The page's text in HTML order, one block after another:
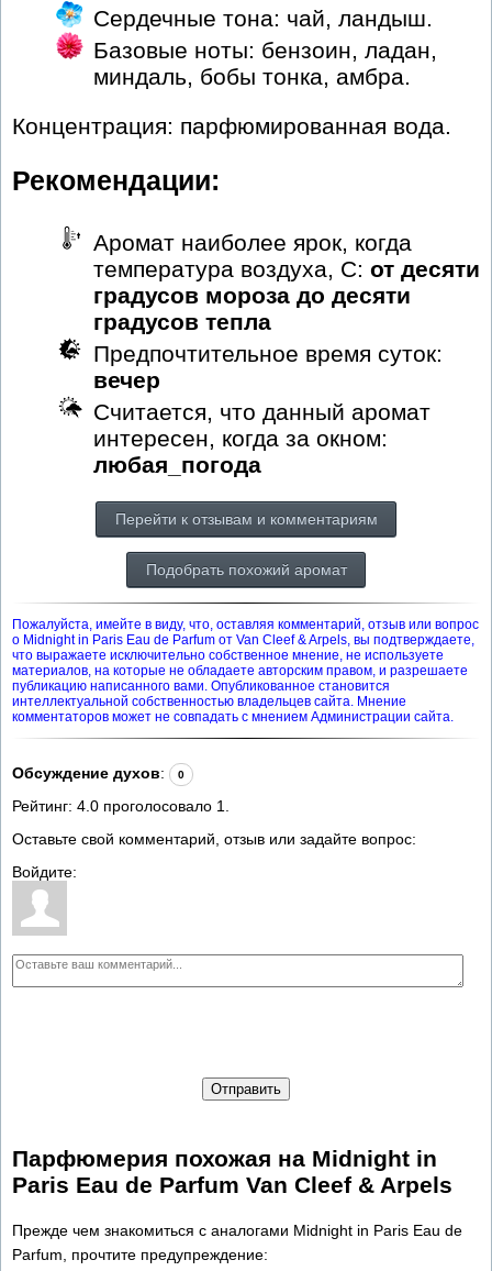
Сердечные тона: чай, ландыш.
Базовые ноты: бензоин, ладан,
миндаль, бобы тонка, амбра.
Концентрация: парфюмированная вода.
Рекомендации:
Аромат наиболее ярок, когда
температура воздуха, С: от десяти
градусов мороза до десяти
градусов тепла
Предпочтительное время суток:
вечер
Считается, что данный аромат
интересен, когда за окном:
любая_погода
Перейти к отзывам и комментариям
Подобрать похожий аромат
Пожалуйста, имейте в виду, что, оставляя комментарий, отзыв или вопрос
о Midnight in Paris Eau de Parfum от Van Cleef & Arpels, вы подтверждаете,
что выражаете исключительно собственное мнение, не используете
материалов, на которые не обладаете авторским правом, и разрешаете
публикацию написанного вами. Опубликованное становится
интеллектуальной собственностью владельцев сайта. Мнение
комментаторов может не совпадать с мнением Администрации сайта.
Обсуждение духов: 0
Рейтинг: 4.0 проголосовало 1
Оставьте свой комментарий, отзыв или задайте вопрос:
Войдите:
Отправить
Парфюмерия похожая на Midnight in
Paris Eau de Parfum Van Cleef & Arpels
Прежде чем знакомиться с аналогами Midnight in Paris Eau de
Parfum, прочтите предупреждение: